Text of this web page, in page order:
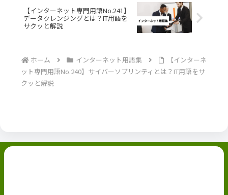
【インターネット専門用語No.241】
データクレンジングとは？IT用語を
サクッと解説
ホーム インターネット用語集
【インターネ
ット専門用語No.240】サイバーソブリンティとは？IT用語をサ
クッと解説